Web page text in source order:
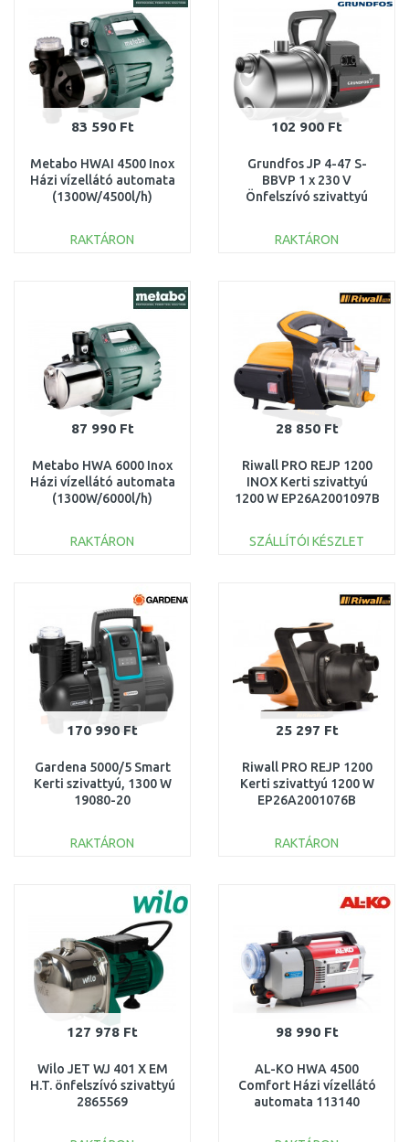
83 590 Ft
Metabo HWAI 4500 Inox
Házi vízellátó automata
(1300W/4500l/h)
RAKTÁRON
Összehasonlítás
102 900 Ft
Grundfos JP 4-47 S-
BBVP 1 x 230 V
Önfelszívó szivattyú
RAKTÁRON
Összehasonlítás
87 990 Ft
Metabo HWA 6000 Inox
Házi vízellátó automata
(1300W/6000l/h)
RAKTÁRON
Összehasonlítás
28 850 Ft
Riwall PRO REJP 1200
INOX Kerti szivattyú
1200 W EP26A2001097B
SZÁLLÍTÓI KÉSZLET
Összehasonlítás
170 990 Ft
Gardena 5000/5 Smart
Kerti szivattyú, 1300 W
19080-20
RAKTÁRON
Összehasonlítás
25 297 Ft
Riwall PRO REJP 1200
Kerti szivattyú 1200 W
EP26A2001076B
RAKTÁRON
Összehasonlítás
127 978 Ft
Wilo JET WJ 401 X EM
H.T. önfelszívó szivattyú
2865569
98 990 Ft
AL-KO HWA 4500
Comfort Házi vízellátó
automata 113140